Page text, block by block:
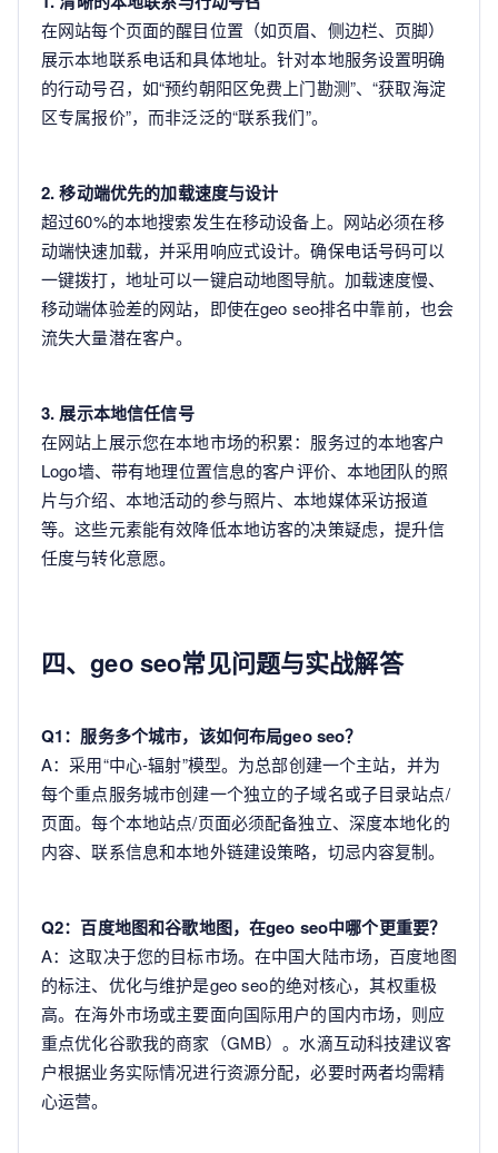
在网站每个页面的醒目位置（如页眉、侧边栏、页脚）
展示本地联系电话和具体地址。针对本地服务设置明确
的行动号召，如“预约朝阳区免费上门勘测”、“获取海淀
区专属报价”，而非泛泛的“联系我们”。
2. 移动端优先的加载速度与设计
超过60%的本地搜索发生在移动设备上。网站必须在移
动端快速加载，并采用响应式设计。确保电话号码可以
一键拨打，地址可以一键启动地图导航。加载速度慢、
移动端体验差的网站，即使在geo seo排名中靠前，也会
流失大量潜在客户。
3. 展示本地信任信号
在网站上展示您在本地市场的积累：服务过的本地客户
Logo墙、带有地理位置信息的客户评价、本地团队的照
片与介绍、本地活动的参与照片、本地媒体采访报道
等。这些元素能有效降低本地访客的决策疑虑，提升信
任度与转化意愿。
四、geo seo常见问题与实战解答
Q1：服务多个城市，该如何布局geo seo？
A：采用“中心-辐射”模型。为总部创建一个主站，并为
每个重点服务城市创建一个独立的子域名或子目录站点/
页面。每个本地站点/页面必须配备独立、深度本地化的
内容、联系信息和本地外链建设策略，切忌内容复制。
Q2：百度地图和谷歌地图，在geo seo中哪个更重要？
A：这取决于您的目标市场。在中国大陆市场，百度地图
的标注、优化与维护是geo seo的绝对核心，其权重极
高。在海外市场或主要面向国际用户的国内市场，则应
重点优化谷歌我的商家（GMB）。水滴互动科技建议客
户根据业务实际情况进行资源分配，必要时两者均需精
心运营。